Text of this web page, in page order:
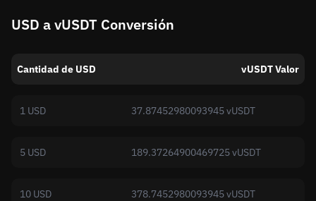
USD a vUSDT Conversión
Cantidad de USD vUSDT Valor
1 USD 37.87452980093945 vUSDT
5 USD 189.37264900469725 vUSDT
10 USD 378.7452980093945 vUSDT